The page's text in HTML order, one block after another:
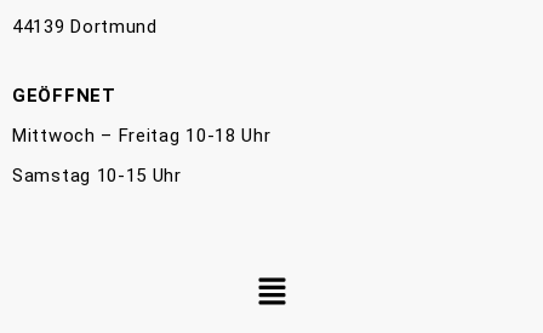
44139 Dortmund
GEÖFFNET
Mittwoch – Freitag 10-18 Uhr
Samstag 10-15 Uhr